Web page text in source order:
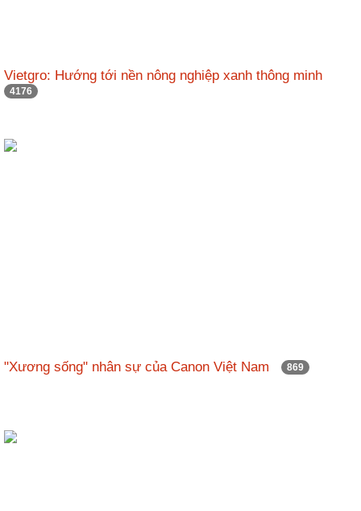
Vietgro: Hướng tới nền nông nghiệp xanh thông minh
4176
"Xương sống" nhân sự của Canon Việt Nam 869